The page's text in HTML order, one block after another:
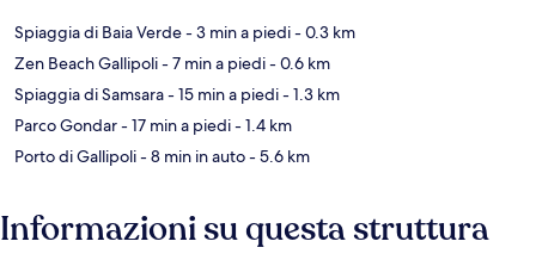
Spiaggia di Baia Verde- 3 min a piedi- 0.3 km
Zen Beach Gallipoli- 7 min a piedi- 0.6 km
Spiaggia di Samsara- 15 min a piedi- 1.3 km
Parco Gondar- 17 min a piedi- 1.4 km
Porto di Gallipoli- 8 min in auto- 5.6 km
Informazioni su questa struttura